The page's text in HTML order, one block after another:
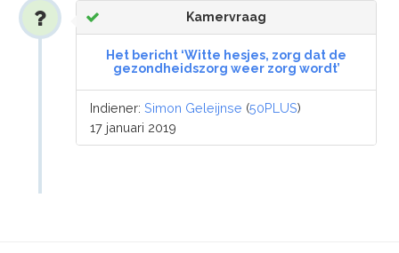
Kamervraag
Het bericht ‘Witte hesjes, zorg dat de
gezondheidszorg weer zorg wordt’
Indiener:Simon Geleijnse (50PLUS)
17 januari 2019